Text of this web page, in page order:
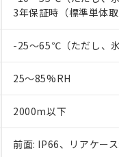
3年保証時（標準単体
-25～65℃（ただし、氷
25～85%RH
2000m以下
前面: IP66、リアケー